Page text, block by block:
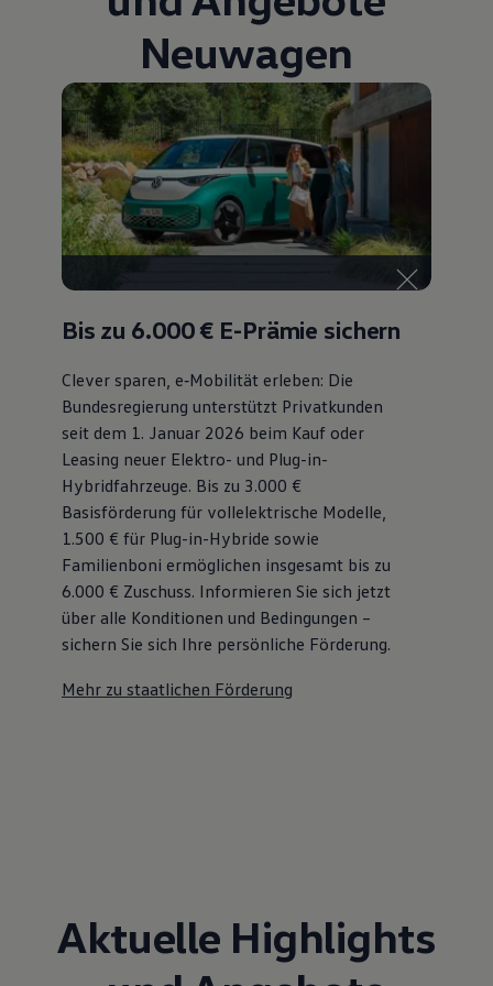
Bulli Magazin
Fahrzeugabholung ab Werk
Neuwagen
Bis zu 6.000 € E-Prämie sichern
Clever sparen, e‑Mobilität erleben: Die
Bundesregierung unterstützt Privatkunden
seit dem 1. Januar 2026 beim Kauf oder
Leasing neuer Elektro- und Plug-in-
Hybridfahrzeuge. Bis zu 3.000 €
Basisförderung für vollelektrische Modelle,
1.500 € für Plug-in-Hybride sowie
Familienboni ermöglichen insgesamt bis zu
6.000 € Zuschuss⁠. Informieren Sie sich jetzt
über alle Konditionen und Bedingungen –
sichern Sie sich Ihre persönliche Förderung.
Mehr zu staatlichen Förderung
Aktuelle Highlights